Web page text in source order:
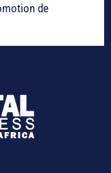
de